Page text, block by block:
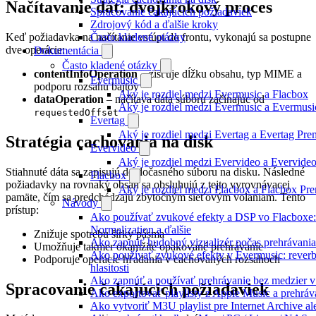
Spracovanie čakajúcich požiadaviek
Zdrojový kód a ďalšie kroky
Často kladené otázky
Dokumentácia
Často kladené otázky
Evermusic
Aký je rozdiel medzi Evermusic a Flacbox
Aký je rozdiel medzi Evermusic a
Evertag
Aký je rozdiel medzi Evertag a Evertag
Evervideo
Aký je rozdiel medzi Evervideo a
Flacbox
Aký je rozdiel medzi Flacbox a Flacbox
Návody
Ako používať zvukové efekty a DSP vo
Normalization a ďalšie
Ako zapnúť hudobný vizualizér počas
Ako používať zvukové efekty v Evermusic:
hlasitosti
Ako zapnúť a používať prehrávanie bez medzier
Ako exportovať playlisty z Apple Music a
Ako vytvoriť M3U playlist pre Internet Archive
Načítavanie dát: dvojkrokový proces
Keď požiadavka na načítanie vstúpi do frontu, vykonajú sa postupne
dve operácie:
contentInfoOperation– zisťuje dĺžku obsahu, typ MIME a
podporu rozsahu bajtov
dataOperation – načítava dáta súboru začínajúc od
requestedOffset
Stratégia cachovania na disk
Stiahnuté dáta sa zapisujú do dočasného súboru na disku. Následné
požiadavky na rovnaký obsah sa obsluhujú z tejto vyrovnávacej
pamäte, čím sa predchádzajú zbytočným sieťovým volaniam. Tento
prístup:
Znižuje spotrebu šírky pásma
Umožňuje takmer okamžité opakované prehrávanie
Podporuje operácie hľadania v cachovaných rozsahoch
Spracovanie čakajúcich požiadaviek